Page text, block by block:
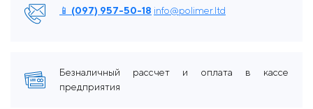
📱 (097) 957-50-18 info@polimer.ltd
Безналичный рассчет и оплата в кассе
предприятия